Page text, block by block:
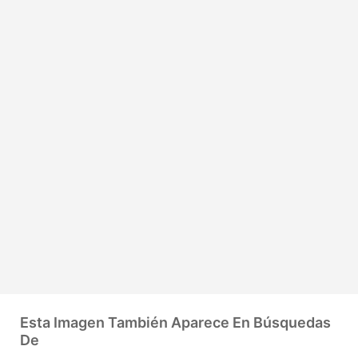
Esta Imagen También Aparece En Búsquedas
De